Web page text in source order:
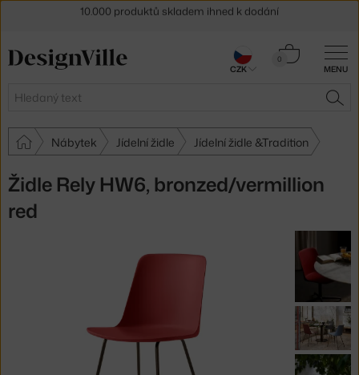
MENU
Hledat
0
Košík
Nábytek Jídelní židle Jídelní židle &Tradition
Židle Rely HW6, bronzed/vermillion
red
30 dní na vrácení zboží
CZK